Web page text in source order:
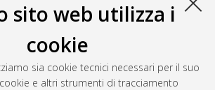
sito web utilizza i
cookie
sia cookie tecnici necessari per il suo
e altri strumenti di tracciamento